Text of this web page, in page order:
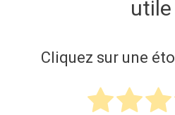
utile
Cliquez sur une